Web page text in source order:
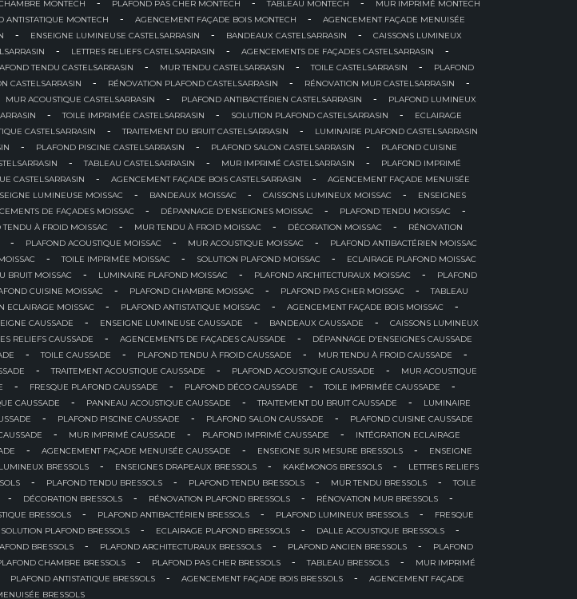
MONTECH PLAFOND PAS CHER MONTECH TABLEAU MONTECH MUR IMPRIMÉ MONTECH
ANTISTATIQUE MONTECH - AGENCEMENT FAÇADE BOIS MONTECH -
AGENCEMENT FAÇADE MENUISÉE
- ENSEIGNE LUMINEUSE CASTELSARRASIN - BANDEAUX CASTELSARRASIN -
CAISSONS LUMINEUX
- LETTRES RELIEFS CASTELSARRASIN - AGENCEMENTS DE FAÇADES CASTELSARRASIN -
TENDU CASTELSARRASIN - MUR TENDU CASTELSARRASIN - TOILE CASTELSARRASIN -
PLAFOND
CASTELSARRASIN - RÉNOVATION PLAFOND CASTELSARRASIN - RÉNOVATION MUR CASTELSARRASIN -
MUR ACOUSTIQUE CASTELSARRASIN - PLAFOND ANTIBACTÉRIEN CASTELSARRASIN -
PLAFOND LUMINEUX
- TOILE IMPRIMÉE CASTELSARRASIN - SOLUTION PLAFOND CASTELSARRASIN -
ECLAIRAGE
CASTELSARRASIN - TRAITEMENT DU BRUIT CASTELSARRASIN - LUMINAIRE PLAFOND CASTELSARRASIN
- PLAFOND PISCINE CASTELSARRASIN - PLAFOND SALON CASTELSARRASIN -
PLAFOND CUISINE
- TABLEAU CASTELSARRASIN - MUR IMPRIMÉ CASTELSARRASIN -
PLAFOND IMPRIMÉ
CASTELSARRASIN - AGENCEMENT FAÇADE BOIS CASTELSARRASIN -
AGENCEMENT FAÇADE MENUISÉE
LUMINEUSE MOISSAC - BANDEAUX MOISSAC - CAISSONS LUMINEUX MOISSAC -
ENSEIGNES
DE FAÇADES MOISSAC - DÉPANNAGE D'ENSEIGNES MOISSAC - PLAFOND TENDU MOISSAC -
TENDU À FROID MOISSAC - MUR TENDU À FROID MOISSAC - DÉCORATION MOISSAC -
RÉNOVATION
- PLAFOND ACOUSTIQUE MOISSAC - MUR ACOUSTIQUE MOISSAC - PLAFOND ANTIBACTÉRIEN MOISSAC
- TOILE IMPRIMÉE MOISSAC - SOLUTION PLAFOND MOISSAC - ECLAIRAGE PLAFOND MOISSAC
BRUIT MOISSAC - LUMINAIRE PLAFOND MOISSAC - PLAFOND ARCHITECTURAUX MOISSAC -
PLAFOND
CUISINE MOISSAC - PLAFOND CHAMBRE MOISSAC - PLAFOND PAS CHER MOISSAC -
TABLEAU
ECLAIRAGE MOISSAC - PLAFOND ANTISTATIQUE MOISSAC - AGENCEMENT FAÇADE BOIS MOISSAC -
CAUSSADE - ENSEIGNE LUMINEUSE CAUSSADE - BANDEAUX CAUSSADE -
CAISSONS LUMINEUX
RELIEFS CAUSSADE - AGENCEMENTS DE FAÇADES CAUSSADE - DÉPANNAGE D'ENSEIGNES CAUSSADE
- TOILE CAUSSADE - PLAFOND TENDU À FROID CAUSSADE - MUR TENDU À FROID CAUSSADE -
- TRAITEMENT ACOUSTIQUE CAUSSADE - PLAFOND ACOUSTIQUE CAUSSADE -
MUR ACOUSTIQUE
- FRESQUE PLAFOND CAUSSADE - PLAFOND DÉCO CAUSSADE - TOILE IMPRIMÉE CAUSSADE -
CAUSSADE - PANNEAU ACOUSTIQUE CAUSSADE - TRAITEMENT DU BRUIT CAUSSADE -
LUMINAIRE
- PLAFOND PISCINE CAUSSADE - PLAFOND SALON CAUSSADE - PLAFOND CUISINE CAUSSADE
- MUR IMPRIMÉ CAUSSADE - PLAFOND IMPRIMÉ CAUSSADE -
INTÉGRATION ECLAIRAGE
- AGENCEMENT FAÇADE MENUISÉE CAUSSADE - ENSEIGNE SUR MESURE BRESSOLS -
ENSEIGNE
BRESSOLS - ENSEIGNES DRAPEAUX BRESSOLS - KAKÉMONOS BRESSOLS -
LETTRES RELIEFS
- PLAFOND TENDU BRESSOLS - PLAFOND TENDU BRESSOLS - MUR TENDU BRESSOLS -
TOILE
- DÉCORATION BRESSOLS - RÉNOVATION PLAFOND BRESSOLS - RÉNOVATION MUR BRESSOLS -
BRESSOLS - PLAFOND ANTIBACTÉRIEN BRESSOLS - PLAFOND LUMINEUX BRESSOLS -
FRESQUE
SOLUTION PLAFOND BRESSOLS - ECLAIRAGE PLAFOND BRESSOLS - DALLE ACOUSTIQUE BRESSOLS -
BRESSOLS - PLAFOND ARCHITECTURAUX BRESSOLS - PLAFOND ANCIEN BRESSOLS -
PLAFOND
CHAMBRE BRESSOLS - PLAFOND PAS CHER BRESSOLS - TABLEAU BRESSOLS -
MUR IMPRIMÉ
PLAFOND ANTISTATIQUE BRESSOLS - AGENCEMENT FAÇADE BOIS BRESSOLS -
AGENCEMENT FAÇADE
BRESSOLS